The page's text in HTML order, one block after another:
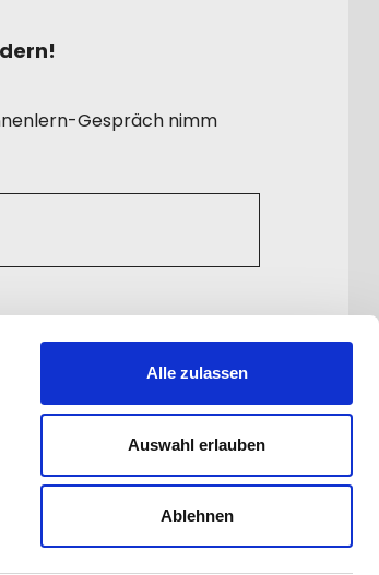
Alle zulassen
Auswahl erlauben
Ablehnen
Gespräch nimm